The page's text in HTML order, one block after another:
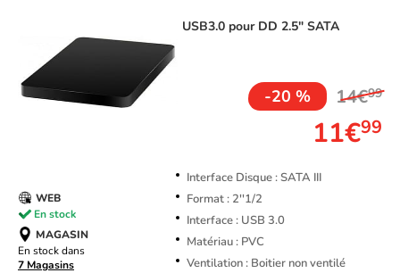
USB3.0 pour DD 2.5" SATA
-20 % 14€99
11€99
Interface Disque : SATA III
Format : 2''1/2
Interface : USB 3.0
Matériau : PVC
Ventilation : Boitier non ventilé
WEB
En stock
MAGASIN
En stock dans
7 Magasins